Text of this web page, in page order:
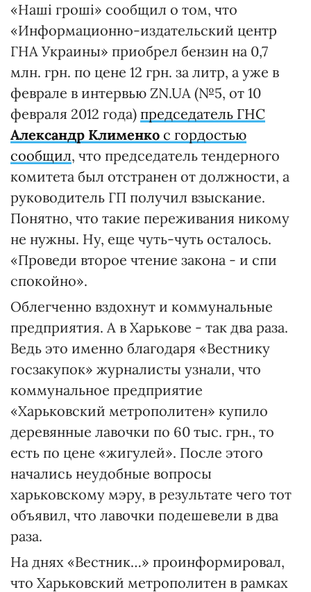
«Наші гроші» сообщил о том, что
«Информационно-издательский центр
ГНА Украины» приобрел бензин на 0,7
млн. грн. по цене 12 грн. за литр, а уже в
феврале в интервью ZN.UA (№5, от 10
февраля 2012 года) председатель ГНС
Александр Клименко с гордостью
сообщил, что председатель тендерного
комитета был отстранен от должности, а
руководитель ГП получил взыскание.
Понятно, что такие переживания никому
не нужны. Ну, еще чуть-чуть осталось.
«Проведи второе чтение закона - и спи
спокойно».
Облегченно вздохнут и коммунальные
предприятия. А в Харькове - так два раза.
Ведь это именно благодаря «Вестнику
госзакупок» журналисты узнали, что
коммунальное предприятие
«Харьковский метрополитен» купило
деревянные лавочки по 60 тыс. грн., то
есть по цене «жигулей». После этого
начались неудобные вопросы
харьковскому мэру, в результате чего тот
объявил, что лавочки подешевели в два
раза.
На днях «Вестник…» проинформировал,
что Харьковский метрополитен в рамках